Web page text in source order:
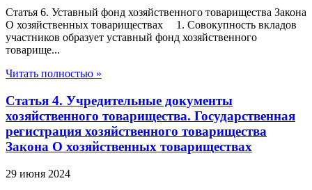
Статья 6. Уставный фонд хозяйственного товарищества Закона
О хозяйственных товариществах 1. Совокупность вкладов
участников образует уставный фонд хозяйственного
товарище...
Читать полностью »
Статья 4. Учредительные документы
хозяйственного товарищества. Государственная
регистрация хозяйственного товарищества
Закона О хозяйственных товариществах
29 июня 2024